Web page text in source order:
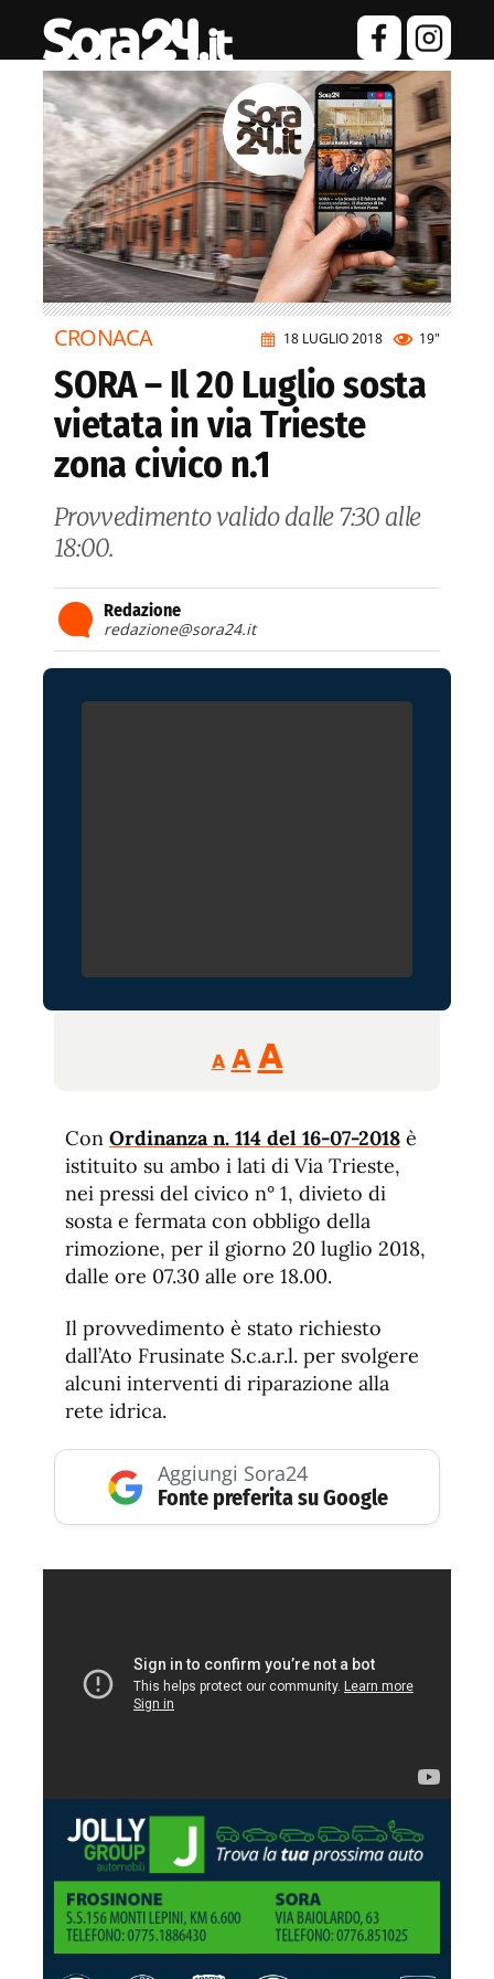
18 LUGLIO 2018 19"
CRONACA
SORA – Il 20 Luglio sosta
vietata in via Trieste
zona civico n.1
Provvedimento valido dalle 7:30 alle
18:00.
Redazione
redazione@sora24.it
A
Reducir
tamaño
A Restablecer
de
fuente
AAumentar
de
fuente.
Con Ordinanza n. 114 del 16-07-2018 è
istituito su ambo i lati di Via Trieste,
nei pressi del civico n° 1, divieto di
sosta e fermata con obbligo della
rimozione, per il giorno 20 luglio 2018,
dalle ore 07.30 alle ore 18.00.
Il provvedimento è stato richiesto
dall’Ato Frusinate S.c.a.r.l. per svolgere
alcuni interventi di riparazione alla
rete idrica.
Aggiungi Sora24
Fonte preferita su Google